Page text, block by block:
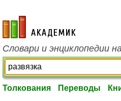
academic.ru
Словари и энциклопедии
Толкования Переводы